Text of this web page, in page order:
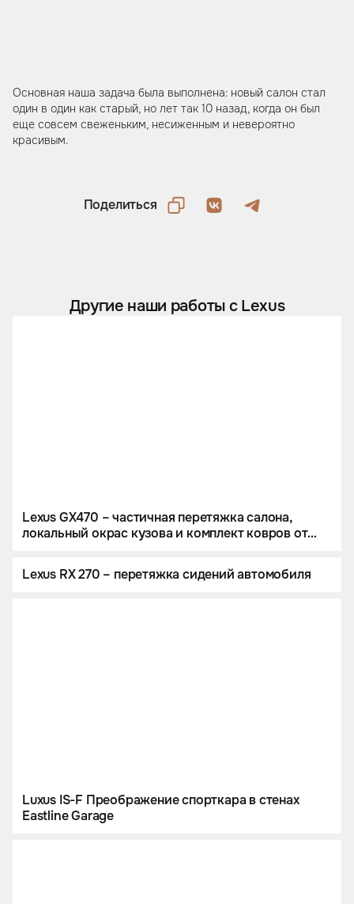
Основная наша задача была выполнена: новый салон стал
один в один как старый, но лет так 10 назад, когда он был
еще совсем свеженьким, несиженным и невероятно
красивым.
Поделиться
Другие наши работы с Lexus
Lexus GX470 – частичная перетяжка салона,
локальный окрас кузова и комплект ковров от
Lexus RX 270 – перетяжка сидений автомобиля
Luxus IS-F Преображение спорткара в стенах
Eastline Garage